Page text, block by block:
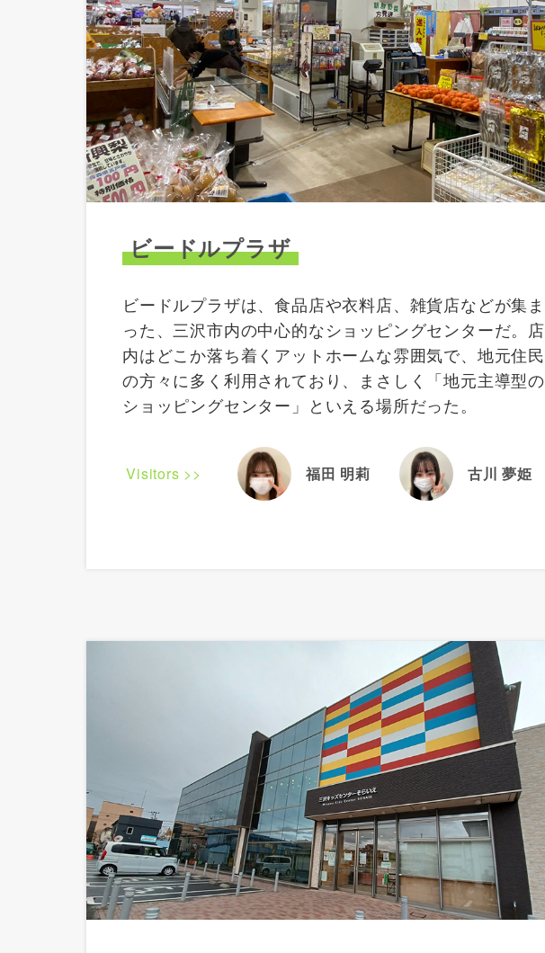
ビードルプラザ
ビードルプラザは、食品店や衣料店、雑貨店などが集ま
った、三沢市内の中心的なショッピングセンターだ。店
内はどこか落ち着くアットホームな雰囲気で、地元住民
の方々に多く利用されており、まさしく「地元主導型の
ショッピングセンター」といえる場所だった。
Visitors >> 福田 明莉 古川 夢姫